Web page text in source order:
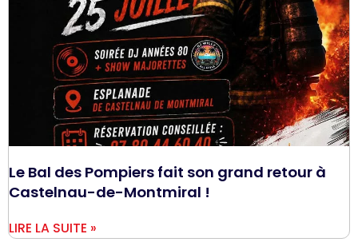
Le Bal des Pompiers fait son grand retour à
Castelnau-de-Montmiral !
LIRE LA SUITE »